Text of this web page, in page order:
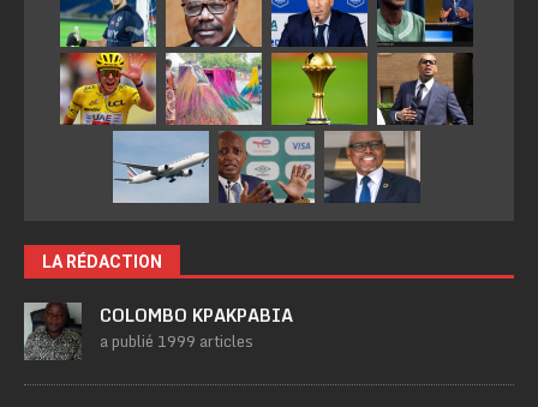
LA RÉDACTION
COLOMBO KPAKPABIA
a publié 1999 articles